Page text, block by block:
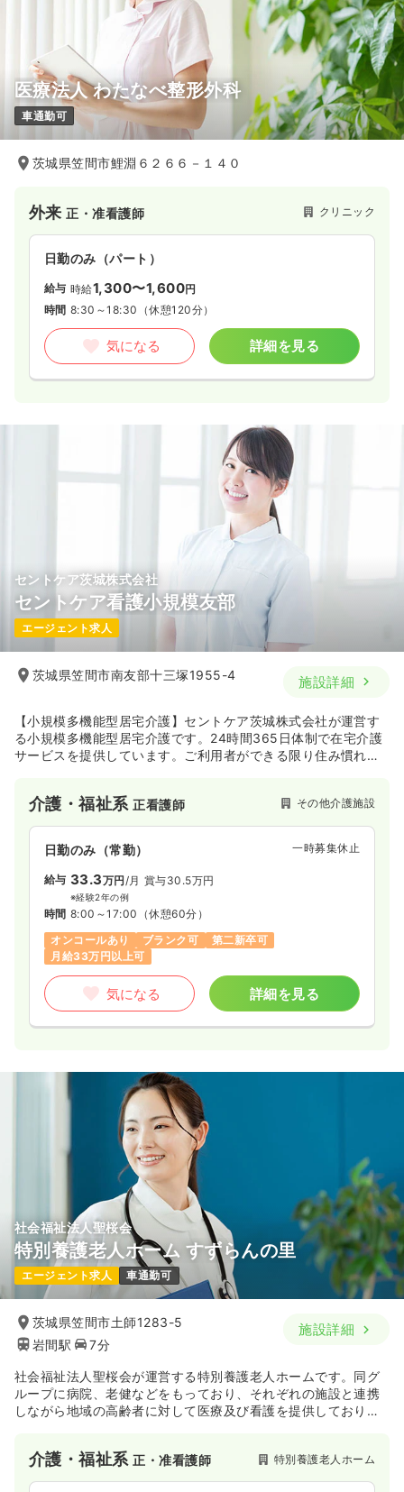
医療法人 わたなべ整形外科
車通勤可
茨城県笠間市鯉淵６２６６－１４０
外来正・准看護師 クリニック
日勤のみ（パート）
給与 時給1,300〜1,600円
時間 8:30～18:30 （休憩120分）
気になる 詳細を見る
セントケア茨城株式会社
セントケア看護小規模友部
エージェント求人
茨城県笠間市南友部十三塚1955-4 施設詳細
【小規模多機能型居宅介護】セントケア茨城株式会社が運営す
る小規模多機能型居宅介護です。24時間365日体制で在宅介護
サービスを提供しています。ご利用者ができる限り住み慣れた
介護・福祉系正看護師 その他介護施設
日勤のみ（常勤） 一時募集休止
給与 33.3万円 /月 賞与30.5万円
※経験2年の例
時間 8:00～17:00 （休憩60分）
オンコールあり
ブランク可
第二新卒可
月給33万円以上可
気になる 詳細を見る
社会福祉法人聖桜会
特別養護老人ホーム すずらんの里
エージェント求人 車通勤可
茨城県笠間市土師1283-5
岩間駅
7分
施設詳細
社会福祉法人聖桜会が運営する特別養護老人ホームです。同グ
ループに病院、老健などをもっており、それぞれの施設と連携
しながら地域の高齢者に対して医療及び看護を提供しておりま
介護・福祉系正・准看護師 特別養護老人ホーム